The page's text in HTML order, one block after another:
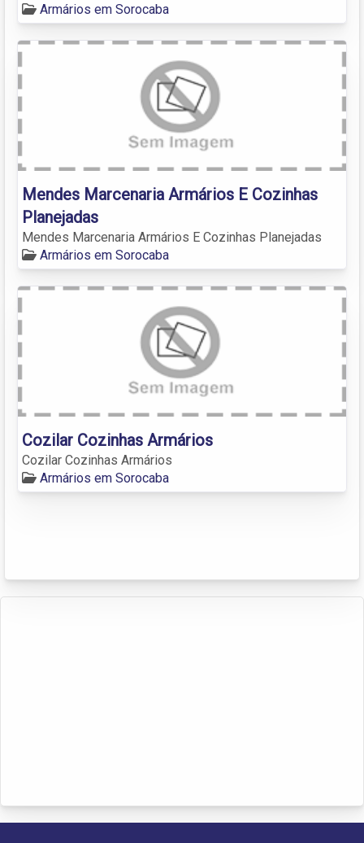
Armários em Sorocaba
Mendes Marcenaria Armários E Cozinhas
Planejadas
Mendes Marcenaria Armários E Cozinhas Planejadas
Armários em Sorocaba
Cozilar Cozinhas Armários
Cozilar Cozinhas Armários
Armários em Sorocaba